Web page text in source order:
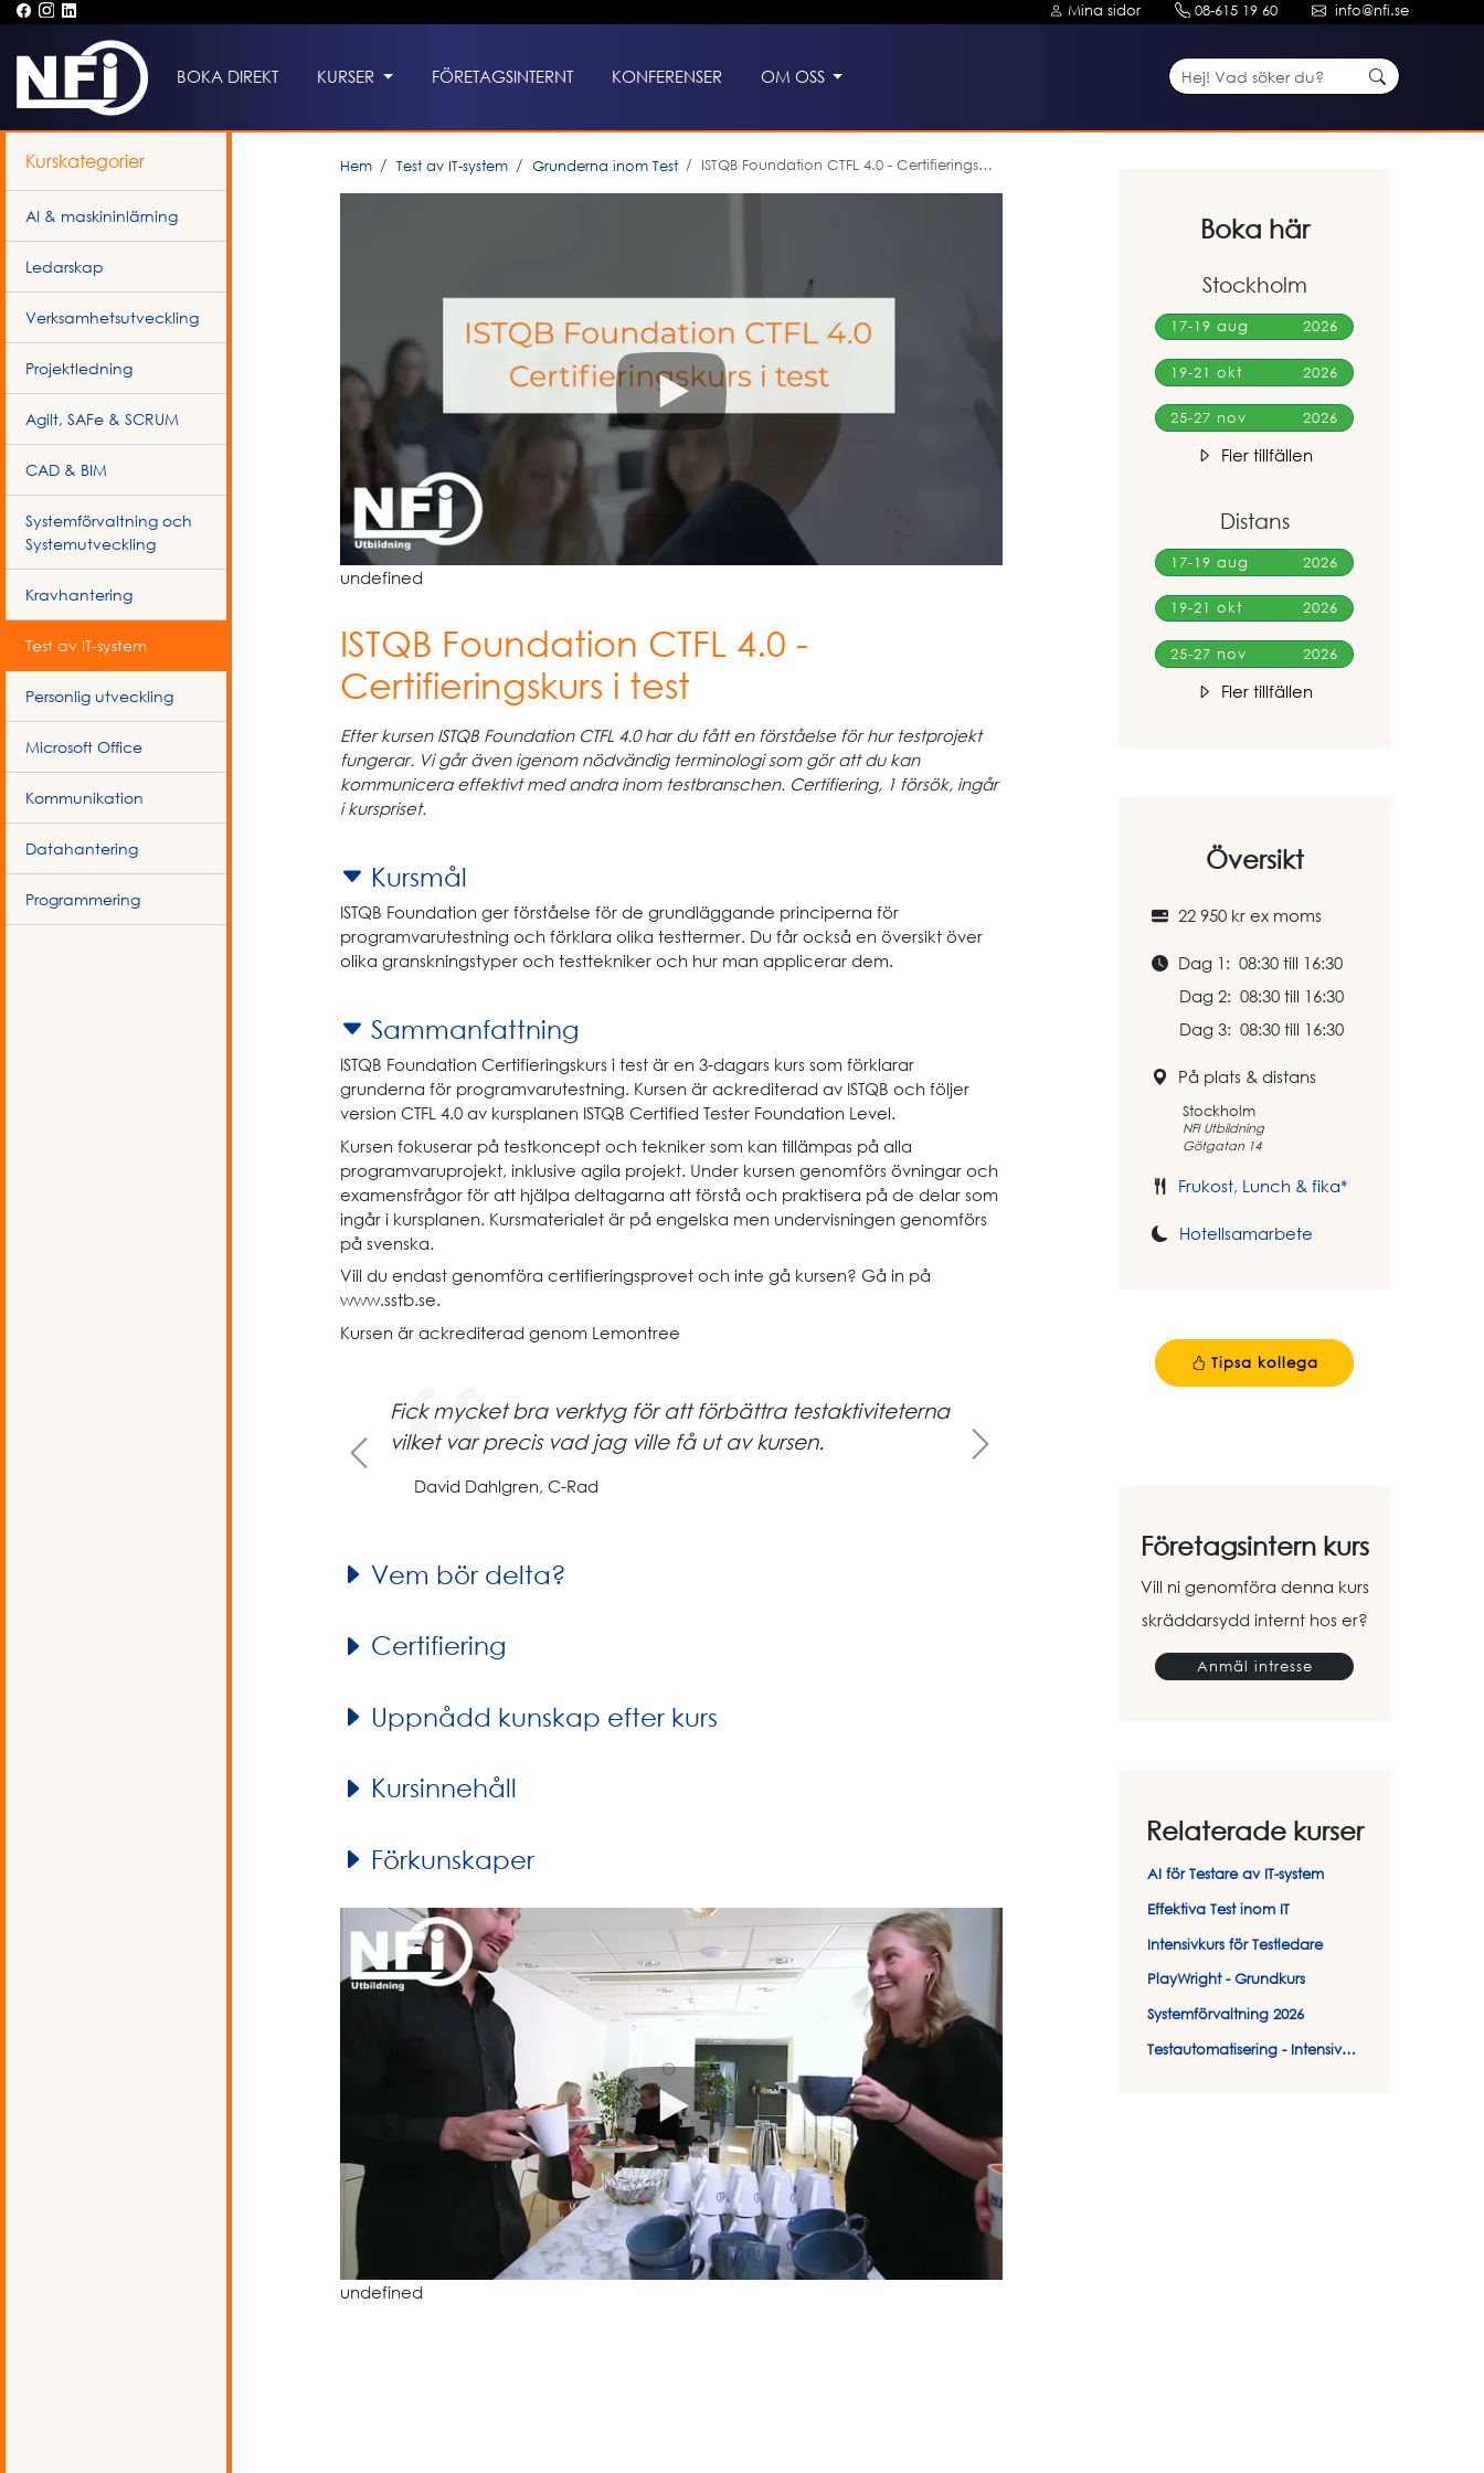
Mina sidor 08-615 19 60 info@nfi.se
BOKA DIREKT KURSER FÖRETAGSINTERNT KONFERENSER OM OSS
Kurskategorier
AI & maskininlärning
Ledarskap
Verksamhetsutveckling
Projektledning
Agilt, SAFe & SCRUM
CAD & BIM
Systemförvaltning och
Systemutveckling
Kravhantering
Test av IT-system
Personlig utveckling
Microsoft Office
Kommunikation
Datahantering
Programmering
Hem Test av IT-system Grunderna inom Test ISTQB Foundation CTFL 4.0 - Certifieringskurs i test
undefined
ISTQB Foundation CTFL 4.0 -
Certifieringskurs i test
Efter kursen ISTQB Foundation CTFL 4.0 har du fått en förståelse för hur testprojekt
fungerar. Vi går även igenom nödvändig terminologi som gör att du kan
kommunicera effektivt med andra inom testbranschen. Certifiering, 1 försök, ingår
i kurspriset.
Kursmål
ISTQB Foundation ger förståelse för de grundläggande principerna för
programvarutestning och förklara olika testtermer. Du får också en översikt över
olika granskningstyper och testtekniker och hur man applicerar dem.
Sammanfattning
ISTQB Foundation Certifieringskurs i test är en 3-dagars kurs som förklarar
grunderna för programvarutestning. Kursen är ackrediterad av ISTQB och följer
version CTFL 4.0 av kursplanen ISTQB Certified Tester Foundation Level.
Kursen fokuserar på testkoncept och tekniker som kan tillämpas på alla
programvaruprojekt, inklusive agila projekt. Under kursen genomförs övningar och
examensfrågor för att hjälpa deltagarna att förstå och praktisera på de delar som
ingår i kursplanen. Kursmaterialet är på engelska men undervisningen genomförs
på svenska.
Vill du endast genomföra certifieringsprovet och inte gå kursen? Gå in på
www.sstb.se.
Kursen är ackrediterad genom Lemontree
Fick mycket bra verktyg för att förbättra testaktiviteterna
vilket var precis vad jag ville få ut av kursen.
David Dahlgren, C-Rad
Vem bör delta?
Certifiering
Uppnådd kunskap efter kurs
Kursinnehåll
Förkunskaper
undefined
Boka här
Stockholm
17-19 aug 2026
19-21 okt 2026
25-27 nov 2026
Fler tillfällen
Distans
17-19 aug 2026
19-21 okt 2026
25-27 nov 2026
Fler tillfällen
Översikt
22 950 kr ex moms
Dag 1: 08:30 till 16:30
Dag 2: 08:30 till 16:30
Dag 3: 08:30 till 16:30
På plats & distans
Stockholm
NFI Utbildning
Götgatan 14
Frukost, Lunch & fika*
Hotellsamarbete
Tipsa kollega
Företagsintern kurs
Vill ni genomföra denna kurs
skräddarsydd internt hos er?
Anmäl intresse
Relaterade kurser
AI för Testare av IT-system
Effektiva Test inom IT
Intensivkurs för Testledare
PlayWright - Grundkurs
Systemförvaltning 2026
Testautomatisering - Intensivkurs